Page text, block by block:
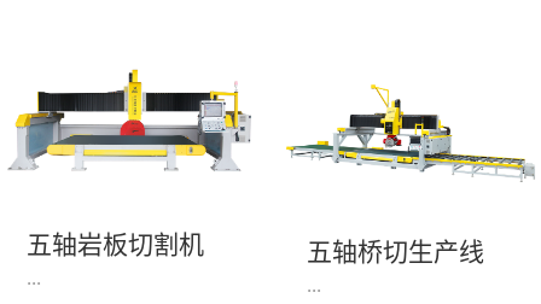
永达机电7头岩板倒角
开槽机，该设备采用流
水线作业，加工效率
陶瓷人造石进行直边斜
边修边倒角并开槽。
1、简单易学的编程软
件，直观，快速，易
学。2、操作系统简单
稳、可靠。3、前后刀
切割，带去毛刺倒角功
五轴岩板切割机
...
五轴桥切生产线
...